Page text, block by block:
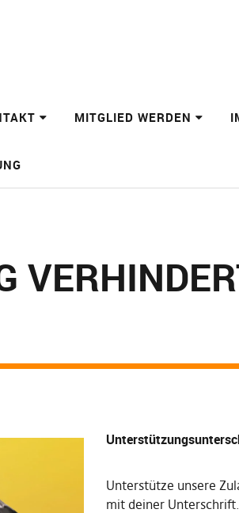
MITGLIED WERDEN
Unterstütze unsere
mit deiner Unterschrift.